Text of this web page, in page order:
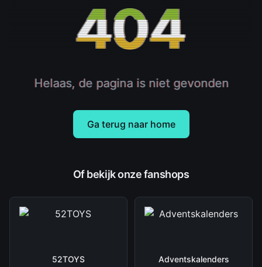
404
Helaas, de pagina is niet gevonden
Ga terug naar home
Of bekijk onze fanshops
52TOYS Adventskalenders